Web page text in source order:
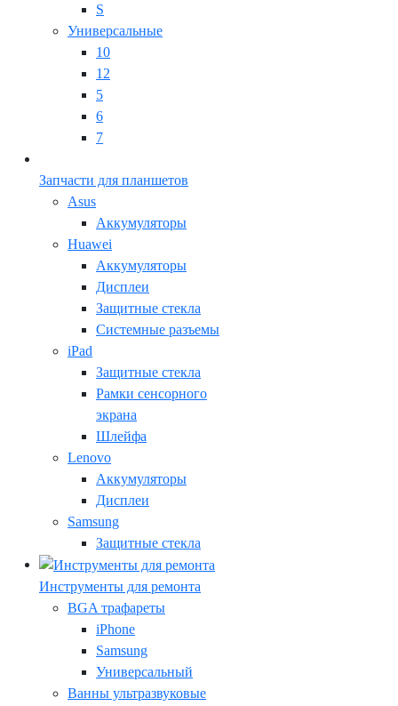
S
Универсальные
10
12
5
6
7
Запчасти для планшетов
Asus
Аккумуляторы
Huawei
Аккумуляторы
Дисплеи
Защитные стекла
Системные разъемы
iPad
Защитные стекла
Рамки сенсорного
экрана
Шлейфа
Lenovo
Аккумуляторы
Дисплеи
Samsung
Защитные стекла
Инструменты для ремонта
BGA трафареты
iPhone
Samsung
Универсальный
Ванны ультразвуковые